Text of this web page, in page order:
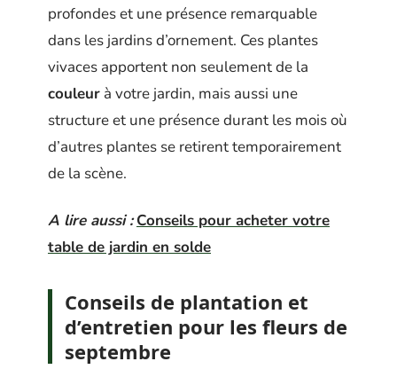
profondes et une présence remarquable
dans les jardins d’ornement. Ces plantes
vivaces apportent non seulement de la
couleur à votre jardin, mais aussi une
structure et une présence durant les mois où
d’autres plantes se retirent temporairement
de la scène.
A lire aussi : Conseils pour acheter votre
table de jardin en solde
Conseils de plantation et
d’entretien pour les fleurs de
septembre